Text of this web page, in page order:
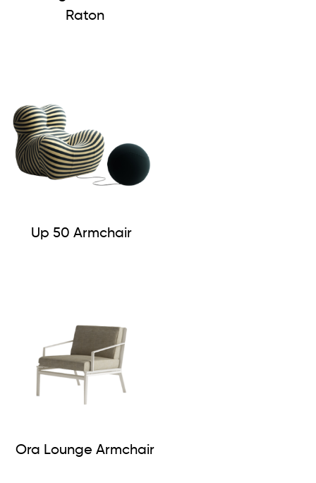
Raton
Up 50 Armchair
Ora Lounge Armchair